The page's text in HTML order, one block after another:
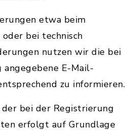
etwa beim
bei technisch
nutzen wir die bei
E-Mail-
zu informieren.
bei der Registrierung
erfolgt auf Grundlage